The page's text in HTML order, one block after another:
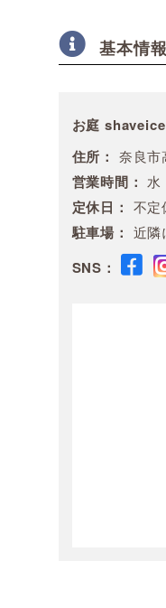
基本情報
お庭
住所： 奈良市
営業時間： 水
定休日： 不定
駐車場： 近隣
SNS：